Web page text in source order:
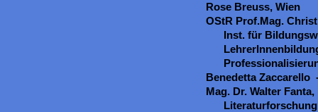
Rose Breuss, Wien
OStR Prof.Mag.
Inst. für
Benedetta Zaccarello
Mag. Dr. Walter